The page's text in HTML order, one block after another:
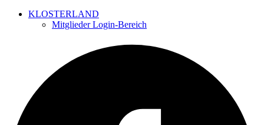
KLOSTERLAND
Mitglieder Login-Bereich